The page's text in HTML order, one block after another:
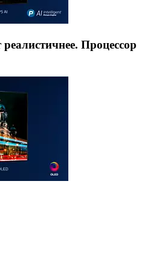
Процессор